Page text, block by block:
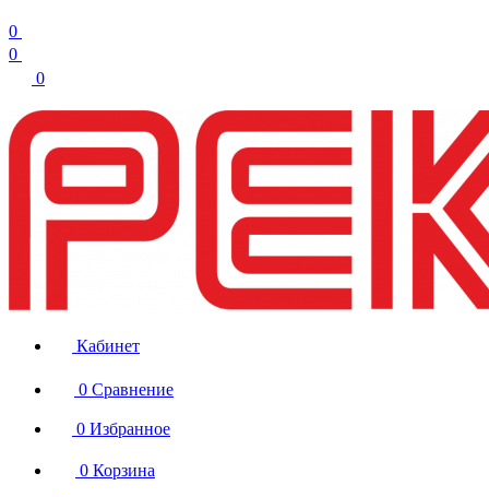
0
0
0
Кабинет
0 Сравнение
0 Избранное
0 Корзина